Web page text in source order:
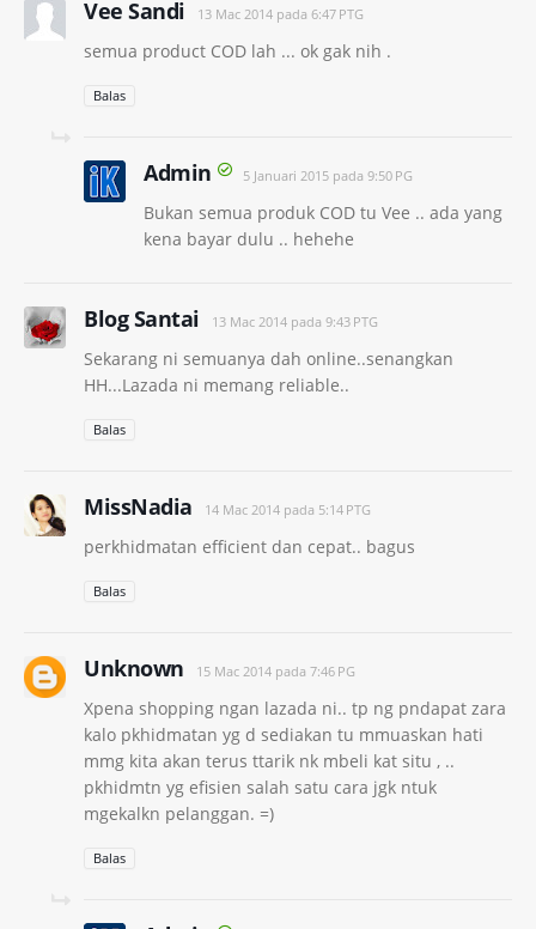
Vee Sandi 13 Mac 2014 pada 6:47 PTG
semua product COD lah ... ok gak nih .
Balas
Admin 5 Januari 2015 pada 9:50 PG
Bukan semua produk COD tu Vee .. ada yang
kena bayar dulu .. hehehe
Blog Santai 13 Mac 2014 pada 9:43 PTG
Sekarang ni semuanya dah online..senangkan
HH...Lazada ni memang reliable..
Balas
MissNadia 14 Mac 2014 pada 5:14 PTG
perkhidmatan efficient dan cepat.. bagus
Balas
Unknown 15 Mac 2014 pada 7:46 PG
Xpena shopping ngan lazada ni.. tp ng pndapat zara
kalo pkhidmatan yg d sediakan tu mmuaskan hati
mmg kita akan terus ttarik nk mbeli kat situ , ..
pkhidmtn yg efisien salah satu cara jgk ntuk
mgekalkn pelanggan. =)
Balas